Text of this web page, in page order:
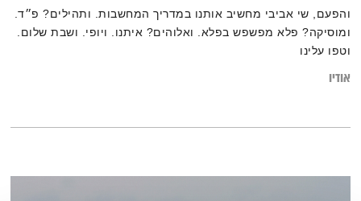
והפעם, שי אביבי מחשיב אותנו במדריך המחשבות. ותהילים? פ״ד.
ומוסיקה? פלא מפשפש בפלא. ואלוהים? איתנו. ויופי. ושבת שלום.
וטפו עלינו
אודיו